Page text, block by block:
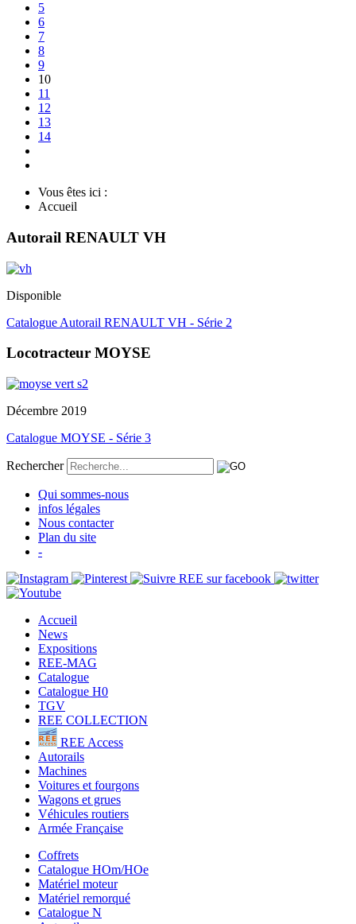
5
6
7
8
9
10
11
12
13
14
Vous êtes ici :
Accueil
Autorail RENAULT VH
Disponible
Catalogue Autorail RENAULT VH - Série 2
Locotracteur MOYSE
Décembre 2019
Catalogue MOYSE - Série 3
Rechercher
Qui sommes-nous
infos légales
Nous contacter
Plan du site
-
Accueil
News
Expositions
REE-MAG
Catalogue
Catalogue H0
TGV
REE COLLECTION
REE Access
Autorails
Machines
Voitures et fourgons
Wagons et grues
Véhicules routiers
Armée Française
Coffrets
Catalogue HOm/HOe
Matériel moteur
Matériel remorqué
Catalogue N